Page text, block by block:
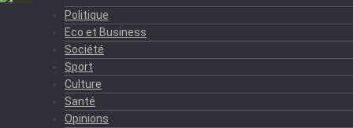
Politique
Eco et Business
Société
Sport
Culture
Santé
Opinions